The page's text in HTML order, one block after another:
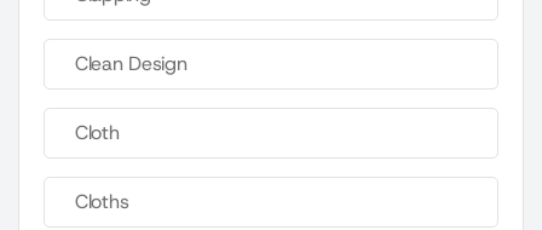
Clean Design
Cloth
Cloths